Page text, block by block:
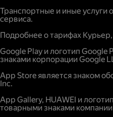
Транспортные и иные услуги
сервиса.
Подробнее о тарифах
Google Play и логотип Google
знаками корпорации Google
App Store является знаком
Inc.
App Gallery, HUAWEI и
товарными знаками